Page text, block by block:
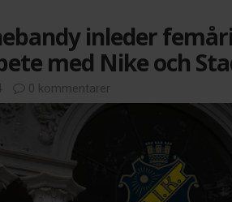
inleder
med Nike och
0 kommentarer